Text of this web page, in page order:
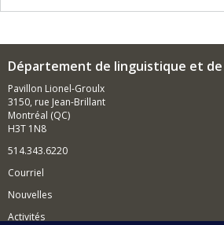
Département de linguistique et
Pavillon Lionel-Groulx
3150, rue Jean-Brillant
Montréal (QC)
H3T 1N8
514.343.6220
Courriel
Nouvelles
Activités